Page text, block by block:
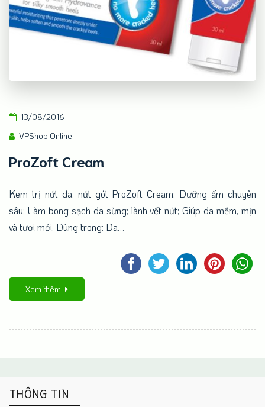
13/08/2016
VPShop Online
ProZoft Cream
Kem trị nứt da, nứt gót ProZoft Cream: Dưỡng ẩm chuyên
sâu: Làm bong sạch da sừng; lành vết nứt; Giúp da mềm, mịn
và tươi mới. Dùng trong: Da…
Xem thêm
THÔNG TIN